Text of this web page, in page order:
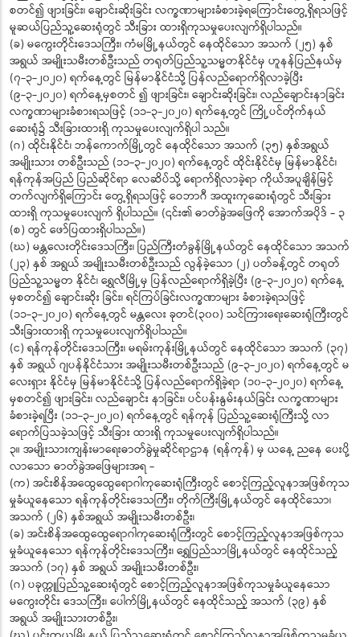
စတင်၍ ဖျားခြင်း၊ ချောင်းဆိုးခြင်း လက္ခဏာများခံစားခဲ့ရကြောင်းတွေ့ရှိရသဖြင့်
မူဆယ်ပြည်သူ့ဆေးရုံတွင် သီးခြား ထားရှိကုသမှုပေးလျက်ရှိပါသည်။
(ခ) မကွေးတိုင်းဒေသကြီး၊ ကံမမြို့နယ်တွင် နေထိုင်သော အသက် (၂၅) နှစ်
အရွယ် အမျိုးသမီးတစ်ဦးသည် တရုတ်ပြည်သူ့သမ္မတနိုင်ငံမှ ဟူနန်ပြည်နယ်မှ
(၇-၃-၂၀၂၀) ရက်နေ့တွင် မြန်မာနိုင်ငံသို့ ပြန်လည်ရောက်ရှိလာခဲ့ပြီး
(၉-၃-၂၀၂၀) ရက်နေ့မှစတင် ၍ ဖျားခြင်း၊ ချောင်းဆိုးခြင်း၊ လည်ချောင်းနာခြင်း
လက္ခဏာများခံစားရသဖြင့် (၁၁-၃-၂၀၂၀) ရက်နေ့တွင် ကြို့ပင်တိုက်နယ်
ဆေးရုံ၌ သီးခြားထားရှိ ကုသမှုပေးလျက်ရှိပါ သည်။
(ဂ) ထိုင်းနိုင်ငံ၊ ဘန်ကောက်မြို့တွင် နေထိုင်သော အသက် (၃၅) နှစ်အရွယ်
အမျိုးသား တစ်ဦးသည် (၁၁-၃-၂၀၂၀) ရက်နေ့တွင် ထိုင်းနိုင်ငံမှ မြန်မာနိုင်ငံ၊
ရန်ကုန်အပြည် ပြည်ဆိုင်ရာ လေဆိပ်သို့ ရောက်ရှိလာခဲ့ရာ ကိုယ်အပူချိန်မြင့်
တက်လျက်ရှိကြောင်း တွေ့ရှိရသဖြင့် ဝေဘာဂီ အထူးကုဆေးရုံတွင် သီးခြား
ထားရှိ ကုသမှုပေးလျက် ရှိပါသည်။ (၎င်း၏ ဓာတ်ခွဲအဖြေကို အောက်အပိုဒ် - ၃
(စ) တွင် ဖော်ပြထားရှိပါသည်။)
(ဃ) မန္တလေးတိုင်းဒေသကြီး၊ ပြည်ကြီးတံခွန်မြို့နယ်တွင် နေထိုင်သော အသက်
(၂၃) နှစ် အရွယ် အမျိုးသမီးတစ်ဦးသည် လွန်ခဲ့သော (၂) ပတ်ခန့်တွင် တရုတ်
ပြည်သူ့သမ္မတ နိုင်ငံ၊ ရွှေလီမြို့မှ ပြန်လည်ရောက်ရှိခဲ့ပြီး (၉-၃-၂၀၂၀) ရက်နေ့
မှစတင်၍ ချောင်းဆိုး ခြင်း၊ ရင်ကြပ်ခြင်းလက္ခဏာများ ခံစားခဲ့ရသဖြင့်
(၁၁-၃-၂၀၂၀) ရက်နေ့တွင် မန္တလေး ခုတင်(၃၀၀) သင်ကြားရေးဆေးရုံကြီးတွင်
သီးခြားထားရှိ ကုသမှုပေးလျက်ရှိပါသည်။
(င) ရန်ကုန်တိုင်းဒေသကြီး၊ မရမ်းကုန်းမြို့နယ်တွင် နေထိုင်သော အသက် (၃၇)
နှစ် အရွယ် ဂျပန်နိုင်ငံသား အမျိုးသမီးတစ်ဦးသည် (၉-၃-၂၀၂၀) ရက်နေ့တွင် မ
လေးရှား နိုင်ငံမှ မြန်မာနိုင်ငံသို့ ပြန်လည်ရောက်ရှိခဲ့ရာ (၁၀-၃-၂၀၂၀) ရက်နေ့
မှစတင်၍ ဖျားခြင်း၊ လည်ချောင်း နာခြင်း၊ ပင်ပန်းနွမ်းနယ်ခြင်း လက္ခဏာများ
ခံစားခဲ့ရပြီး (၁၁-၃-၂၀၂၀) ရက်နေ့တွင် ရန်ကုန် ပြည်သူ့ဆေးရုံကြီးသို့ လာ
ရောက်ပြသခဲ့သဖြင့် သီးခြား ထားရှိ ကုသမှုပေးလျက်ရှိပါသည်။
၃။ အမျိုးသားကျန်းမာရေးဓာတ်ခွဲမှုဆိုင်ရာဌာန (ရန်ကုန်) မှ ယနေ့ ညနေ ပေးပို့
လာသော ဓာတ်ခွဲအဖြေများအရ -
(က) အင်းစိန်အထွေထွေရောဂါကုဆေးရုံကြီးတွင် စောင့်ကြည့်လူနာအဖြစ်ကုသ
မှုခံယူနေသော ရန်ကုန်တိုင်းဒေသကြီး၊ တိုက်ကြီးမြို့နယ်တွင် နေထိုင်သော၊
အသက် (၂၆) နှစ်အရွယ် အမျိုးသမီးတစ်ဦး၊
(ခ) အင်းစိန်အထွေထွေရောဂါကုဆေးရုံကြီးတွင် စောင့်ကြည့်လူနာအဖြစ်ကုသ
မှုခံယူနေသော ရန်ကုန်တိုင်းဒေသကြီး၊ ရွှေပြည်သာမြို့နယ်တွင် နေထိုင်သည့်
အသက် (၁၇) နှစ် အရွယ် အမျိုးသမီးတစ်ဦး၊
(ဂ) ပခုက္ကူပြည်သူ့ဆေးရုံတွင် စောင့်ကြည့်လူနာအဖြစ်ကုသမှုခံယူနေသော
မကွေးတိုင်း ဒေသကြီး၊ ပေါက်မြို့နယ်တွင် နေထိုင်သည့် အသက် (၃၉) နှစ်
အရွယ် အမျိုးသားတစ်ဦး၊